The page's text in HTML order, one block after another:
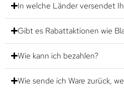
In welche Länder versendet
Gibt es Rabattaktionen wie
Wie kann ich bezahlen?
Wie sende ich Ware zurück,